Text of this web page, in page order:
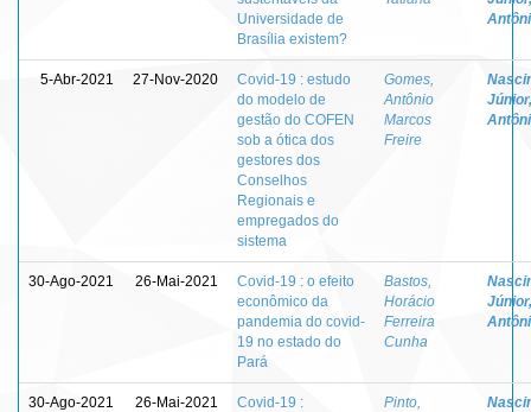
Universidade de
Brasília existem?
5-Abr-2021 27-Nov-2020
Covid-19 : estudo
do modelo de
gestão do COFEN
sob a ótica dos
gestores dos
Conselhos
Regionais e
empregados do
sistema
Gomes,
Antônio
Marcos
Freire
Júnior,
30-Ago-2021 26-Mai-2021
Covid-19 : o efeito
econômico da
pandemia do covid-
19 no estado do
Pará
Bastos,
Horácio
Ferreira
Cunha
Júnior,
30-Ago-2021 26-Mai-2021
Covid-19 :
Pinto,